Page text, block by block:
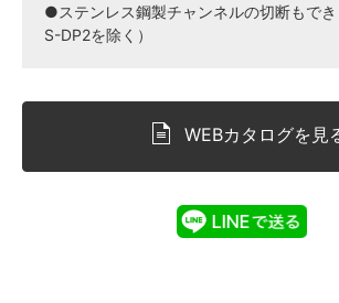
●ステンレス鋼製チャンネルの切断もでき
S-DP2を除く）
WEBカタログを見